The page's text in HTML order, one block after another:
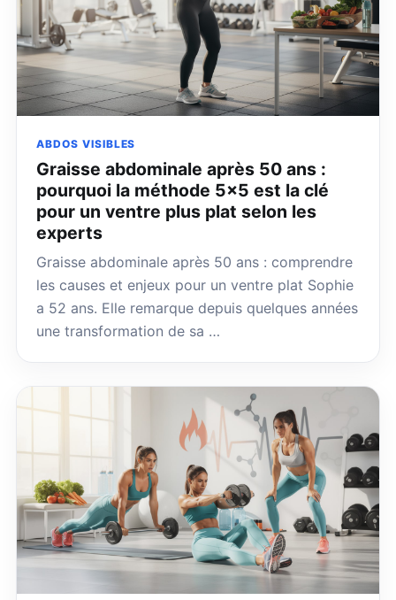
ABDOS VISIBLES
Graisse abdominale après 50 ans :
pourquoi la méthode 5×5 est la clé
pour un ventre plus plat selon les
experts
Graisse abdominale après 50 ans : comprendre
les causes et enjeux pour un ventre plat Sophie
a 52 ans. Elle remarque depuis quelques années
une transformation de sa …